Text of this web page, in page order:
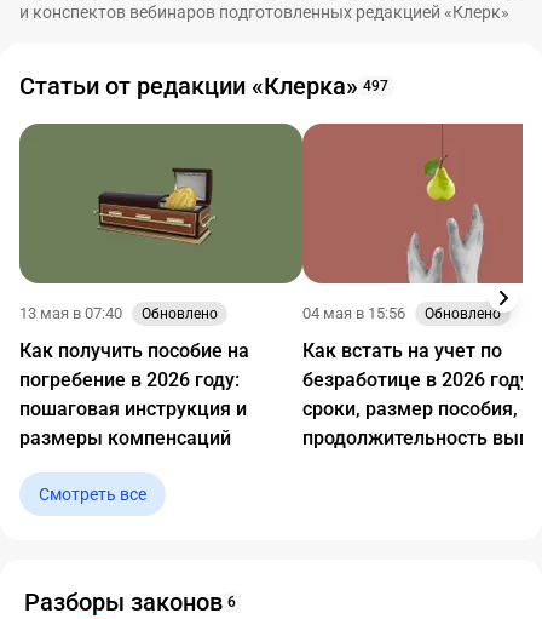
и конспектов вебинаров подготовленных редакцией «Клерк»
Статьи от редакции «Клерка» 497
13 мая в 07:40 Обновлено
Как получить пособие на
погребение в 2026 году:
пошаговая инструкция и
размеры компенсаций
04 мая в 15:56 Обновлено
Как встать на учет по
безработице в 2026 году:
сроки, размер пособия,
продолжительность
Смотреть все
Разборы законов 6